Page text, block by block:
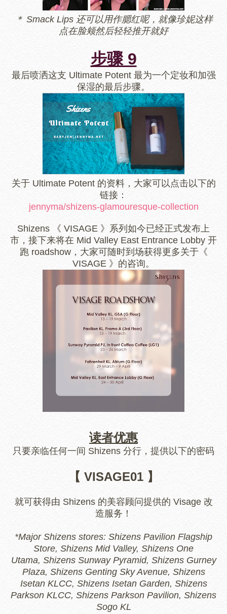
＊ Smack Lips 还可以用作腮红呢，就像珍妮这样
点在脸颊然后轻轻推开就好
步骤 9
最后喷洒这支 Ultimate Potent 最为一个定妆和加强
保湿的最后步骤。
关于 Ultimate Potent 的资料，大家可以点击以下的
链接：
jennyma/shizens-glamouresque-collection
Shizens 《 VISAGE 》系列如今已经正式发布上
市，接下来将在 Mid Valley East Entrance Lobby 开
跑 roadshow，大家可随时到场获得更多关于《
VISAGE 》的咨询。
读者优惠
只要亲临任何一间 Shizens 分行，提供以下的密码
【 VISAGE01 】
就可获得由 Shizens 的美容顾问提供的 Visage 改
造服务！
*Major Shizens stores: Shizens Pavilion Flagship
Store, Shizens Mid Valley, Shizens One
Utama, Shizens Sunway Pyramid, Shizens Gurney
Plaza, Shizens Genting Sky Avenue, Shizens
Isetan KLCC, Shizens Isetan Garden, Shizens
Parkson KLCC, Shizens Parkson Pavilion, Shizens
Sogo KL